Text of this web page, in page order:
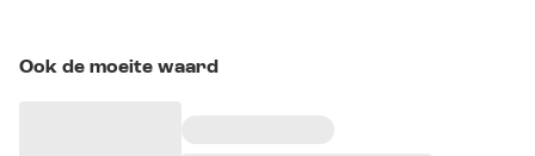
Ook de moeite waard